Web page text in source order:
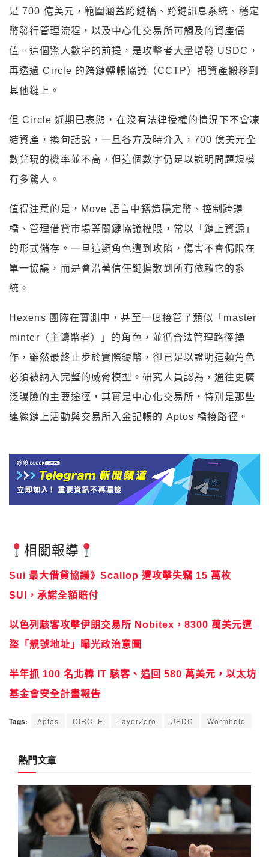
是 700 億美元，範圍涵蓋跨鏈橋、跨鏈訊息系統、穩定
幣發行管理流程，以及中心化交易所可觸及的資產價
值。這個驚人數字的前提，是攻擊者大量增發 USDC，
再透過 Circle 的跨鏈轉帳協議（CCTP）把資產搬移到
其他鏈上。
但 Circle 近期已表態，在沒有法律授權的情況下不會凍
結資產，換句話說，一旦各方及時介入，700 億美元全
數兌現的機率並不高，但這個數字仍足以說明問題規模
有多驚人。
值得注意的是，Move 語言中鑄造穩定幣、控制跨鏈
橋、管理借貸市場等關鍵協議權限，常以「鏈上資源」
的形式儲存。一旦這類角色遭到攻陷，傷害不會侷限在
單一協議，而是會沿著信任鏈擴散到所有依賴它的系
統。
Hexens 團隊在實測中，甚至一度接管了類似「master
minter（主鑄幣者）」的角色，並循合法管理路徑操
作，雖然最終止步於實際鑄幣，卻已足以證明這類角色
必須被納入完整的威脅模型。研究人員認為，通往更廣
泛曝險的主要途徑，其實是中心化交易所，特別是那些
連線鏈上活動與交易所入金記帳的 Aptos 橋接路徑。
相關報導
Sui 最大借貸協議》Scallop 遭攻擊失竊 15 萬枚
SUI，承諾全額賠付
以色列駭客攻擊伊朗交易所 Nobitex，8300 萬美元遭
盜「靚號地址」曝光政治意圖
半年抓 100 名北韓 IT 駭客、追回 580 萬美元，以太坊
基金會安全計畫報告
Tags: Aptos CIRCLE LayerZero USDC Wormhole
熱門文章